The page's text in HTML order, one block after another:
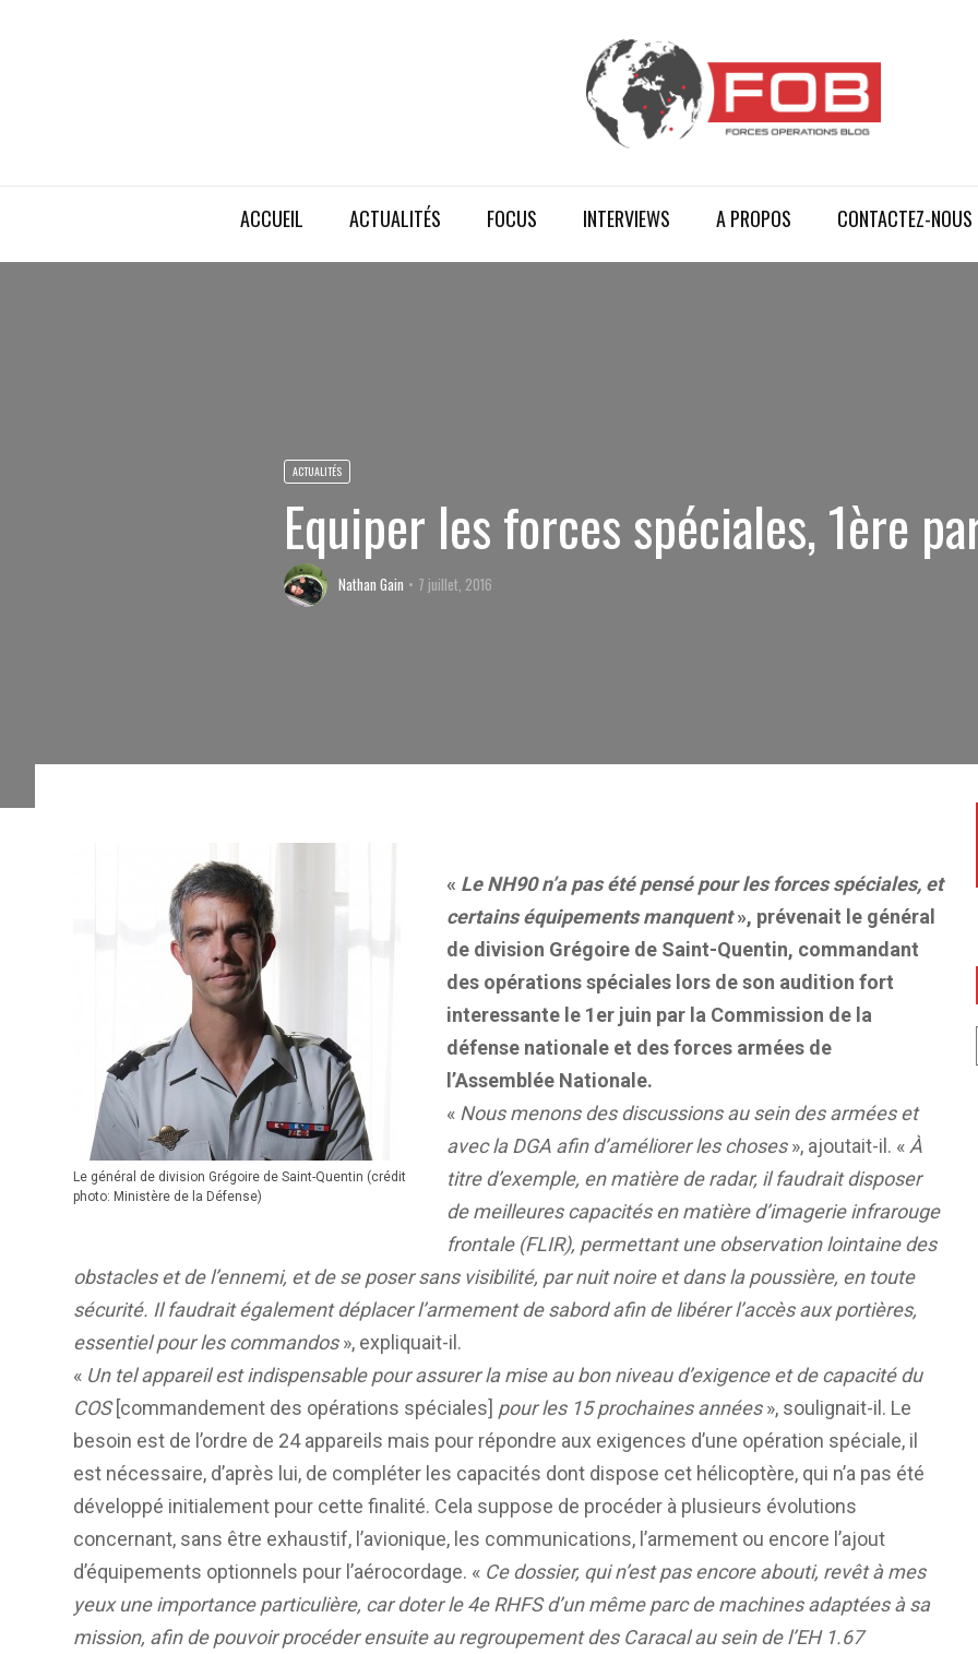
ACCUEIL ACTUALITÉS FOCUS INTERVIEWS A PROPOS CONTACTEZ-NOUS
ACTUALITÉS
Equiper les forces spéciales, 1ère
Nathan Gain 7 juillet, 2016
Le général de division Grégoire de Saint-Quentin (crédit
photo: Ministère de la Défense)
« Le NH90 n’a pas été pensé pour les forces spéciales, et
certains équipements manquent», prévenait le général
de division Grégoire de Saint-Quentin, commandant
des opérations spéciales lors de son audition fort
interessante le 1er juin par la Commission de la
défense nationale et des forces armées de
l’Assemblée Nationale.
« Nous menons des discussions au sein des armées et
avec la DGA afin d’améliorer les choses», ajoutait-il. « À
titre d’exemple, en matière de radar, il faudrait disposer
de meilleures capacités en matière d’imagerie infrarouge
frontale (FLIR), permettant une observation lointaine des
obstacles et de l’ennemi, et de se poser sans visibilité, par nuit noire et dans la poussière, en toute
sécurité. Il faudrait également déplacer l’armement de sabord afin de libérer l’accès aux portières,
essentiel pour les commandos», expliquait-il.
« Un tel appareil est indispensable pour assurer la mise au bon niveau d’exigence et de capacité du
COS[commandement des opérations spéciales] pour les 15 prochaines années», soulignait-il. Le
besoin est de l’ordre de 24 appareils mais pour répondre aux exigences d’une opération spéciale, il
est nécessaire, d’après lui, de compléter les capacités dont dispose cet hélicoptère, qui n’a pas été
développé initialement pour cette finalité. Cela suppose de procéder à plusieurs évolutions
concernant, sans être exhaustif, l’avionique, les communications, l’armement ou encore l’ajout
d’équipements optionnels pour l’aérocordage. « Ce dossier, qui n’est pas encore abouti, revêt à mes
yeux une importance particulière, car doter le 4e RHFS d’un même parc de machines adaptées à sa
mission, afin de pouvoir procéder ensuite au regroupement des Caracal au sein de l’EH 1.67